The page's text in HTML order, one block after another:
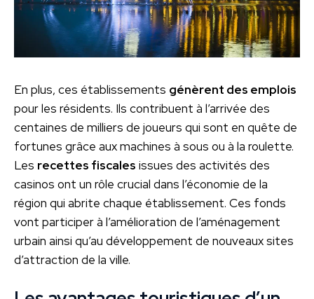
En plus, ces établissements génèrent des emplois
pour les résidents. Ils contribuent à l’arrivée des
centaines de milliers de joueurs qui sont en quête de
fortunes grâce aux machines à sous ou à la roulette.
Les recettes fiscales issues des activités des
casinos ont un rôle crucial dans l’économie de la
région qui abrite chaque établissement. Ces fonds
vont participer à l’amélioration de l’aménagement
urbain ainsi qu’au développement de nouveaux sites
d’attraction de la ville.